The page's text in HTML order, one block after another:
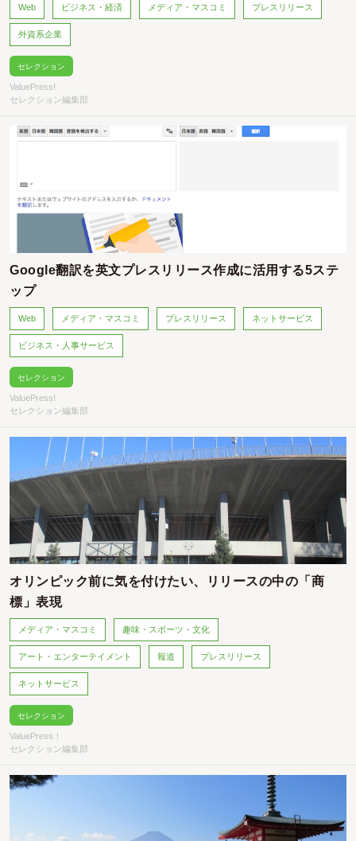
Web ビジネス・経済 メディア・マスコミ プレスリリース
外資系企業
セレクション
ValuePress!
セレクション編集部
Google翻訳を英文プレスリリース作成に活用する5ステ
ップ
Web メディア・マスコミ プレスリリース ネットサービス
ビジネス・人事サービス
セレクション
ValuePress!
セレクション編集部
オリンピック前に気を付けたい、リリースの中の「商
標」表現
メディア・マスコミ 趣味・スポーツ・文化
アート・エンターテイメント 報道 プレスリリース
ネットサービス
セレクション
ValuePress！
セレクション編集部